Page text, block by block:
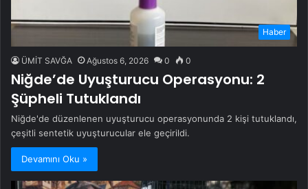
Haber
ÜMİT SAVĞA Ağustos 6, 2026 0 0
Niğde’de Uyuşturucu Operasyonu: 2
Şüpheli Tutuklandı
Niğde'de düzenlenen uyuşturucu operasyonunda 2 kişi tutuklandı,
çeşitli sentetik uyuşturucular ele geçirildi.
Devamını Oku »